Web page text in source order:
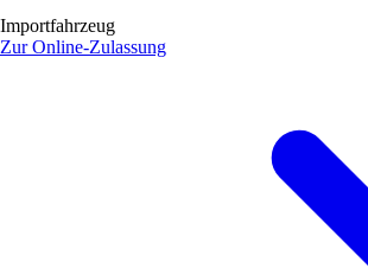
Importfahrzeug
Zur Online-Zulassung